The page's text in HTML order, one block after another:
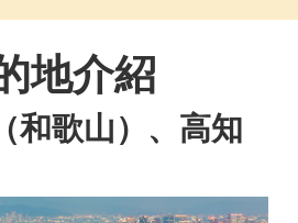
地介紹
和歌山）、高知